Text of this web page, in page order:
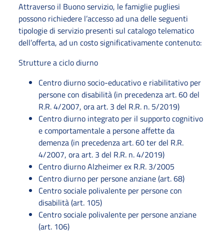
Attraverso il Buono servizio, le famiglie pugliesi
possono richiedere l’accesso ad una delle seguenti
tipologie di servizio presenti sul catalogo telematico
dell’offerta, ad un costo significativamente contenuto:
Strutture a ciclo diurno
Centro diurno socio-educativo e riabilitativo per
persone con disabilità (in precedenza art. 60 del
R.R. 4/2007, ora art. 3 del R.R. n. 5/2019)
Centro diurno integrato per il supporto cognitivo
e comportamentale a persone affette da
demenza (in precedenza art. 60 ter del R.R.
4/2007, ora art. 3 del R.R. n. 4/2019)
Centro diurno Alzheimer ex R.R. 3/2005
Centro diurno per persone anziane (art. 68)
Centro sociale polivalente per persone con
disabilità (art. 105)
Centro sociale polivalente per persone anziane
(art. 106)